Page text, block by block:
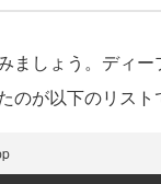
ましょう。ディー
のが以下のリスト